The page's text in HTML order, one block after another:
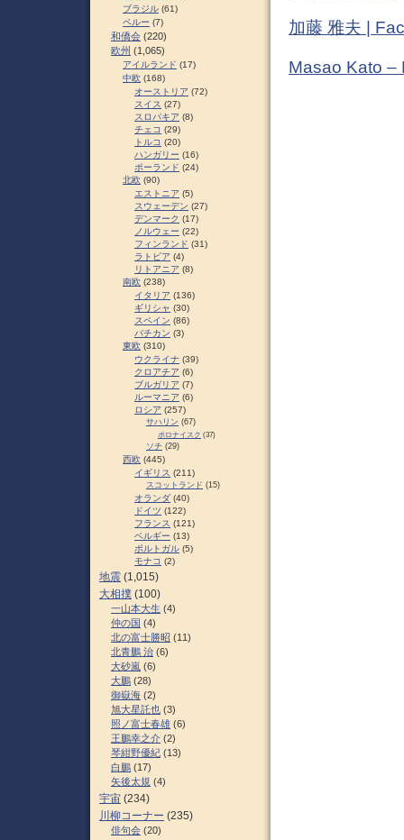
加藤 雅夫 |
Masao Kato –
ブラジル (61)
ペルー (7)
和僑会 (220)
欧州 (1,065)
アイルランド (17)
中欧 (168)
オーストリア (72)
スイス (27)
スロパキア (8)
チェコ (29)
トルコ (20)
ハンガリー (16)
ポーランド (24)
北欧 (90)
エストニア (5)
スウェーデン (27)
デンマーク (17)
ノルウェー (22)
フィンランド (31)
ラトビア (4)
リトアニア (8)
南欧 (238)
イタリア (136)
ギリシャ (30)
スペイン (86)
バチカン (3)
東欧 (310)
ウクライナ (39)
クロアチア (6)
ブルガリア (7)
ルーマニア (6)
ロシア (257)
サハリン (67)
ポロナイスク (37)
ソチ (29)
西欧 (445)
イギリス (211)
スコットランド (15)
オランダ (40)
ドイツ (122)
フランス (121)
ベルギー (13)
ポルトガル (5)
モナコ (2)
地震 (1,015)
大相撲 (100)
一山本大生 (4)
仲の国 (4)
北の富士勝昭 (11)
北青鵬 治 (6)
大砂嵐 (6)
大鵬 (28)
御嶽海 (2)
旭大星託也 (3)
照ノ富士春雄 (6)
王鵬幸之介 (2)
琴紺野優紀 (13)
白鵬 (17)
矢後太規 (4)
宇宙 (234)
川柳コーナー (235)
俳句会 (20)